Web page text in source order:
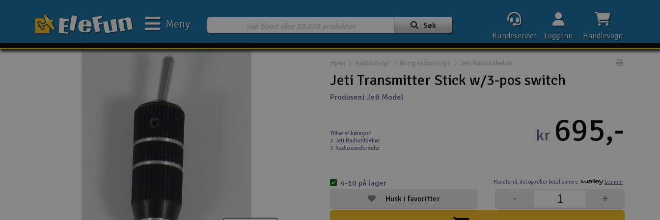
Søk
Meny
Handlevogn
Logg inn
Kundeservice
Hjem Radioutstyr Øvrig radioutstyr Jeti Radiotilbehør
Jeti Transmitter Stick w/3-pos switch
Produsent Jeti Model
Tilhører kategori
Jeti Radiotilbehør
Radiosenderdeler
Handle nå, del opp eller betal senere. Les mer
kr 695,-
+
-
Husk i favoritter
4-10 på lager